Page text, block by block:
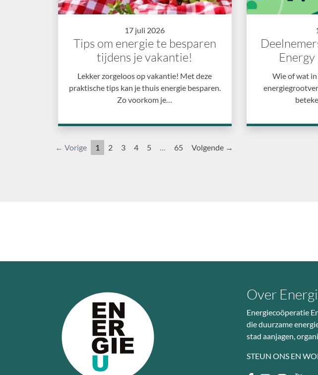
17 juli 2026
Tips om energie te besparen
tijdens je vakantie!
Lekker zorgeloos op vakantie! Met deze
praktische tips kan je thuis energie besparen.
Zo voorkom je…
Energy
Wie of wat
← Vorige 1 2 3 4 5 … 65 Volgende →
Over
Energiecoöperatie
die duurzame
stad aanjagen,
STEUN ONS EN